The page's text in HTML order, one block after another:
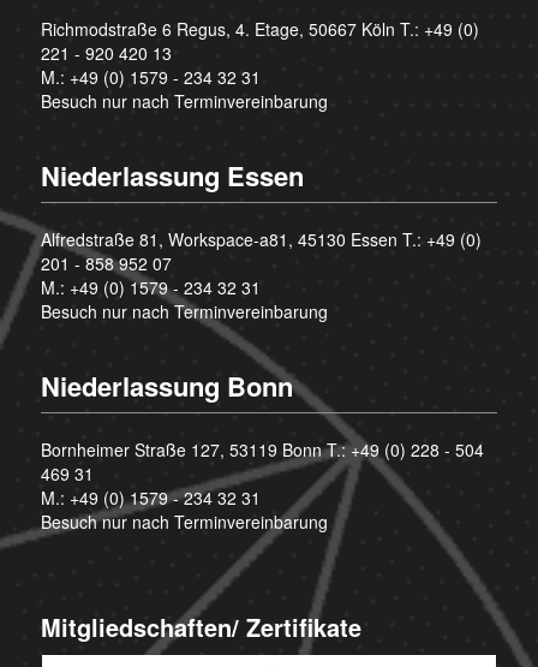
Richmodstraße 6 Regus, 4. Etage, 50667 Köln T.: +49 (0)
221 - 920 420 13
M.: +49 (0) 1579 - 234 32 31
Besuch nur nach Terminvereinbarung
Niederlassung Essen
Alfredstraße 81, Workspace-a81, 45130 Essen T.: +49 (0)
201 - 858 952 07
M.: +49 (0) 1579 - 234 32 31
Besuch nur nach Terminvereinbarung
Niederlassung Bonn
Bornheimer Straße 127, 53119 Bonn T.:+49 (0) 228 - 504
469 31
M.: +49 (0) 1579 - 234 32 31
Besuch nur nach Terminvereinbarung
Mitgliedschaften/ Zertifikate